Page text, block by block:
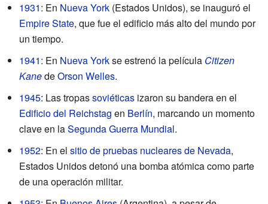
1931: En Nueva York (Estados Unidos), se inauguró el
Empire State, que fue el edificio más alto del mundo por
un tiempo.
1941: En Nueva Yorkse estrenó la película Citizen
KanedeOrson Welles.
1945: Las tropassoviéticas izaron su bandera en el
Edificio del Reichstag en Berlín, marcando un momento
clave en laSegunda Guerra Mundial.
1952: En el sitio de pruebas nucleares de Nevada,
Estados Unidos detonó una bomba atómica como parte
de una operación militar.